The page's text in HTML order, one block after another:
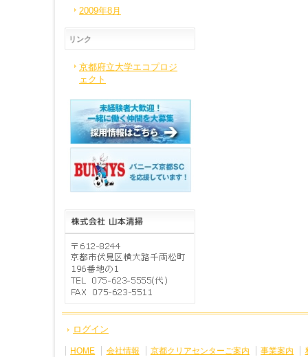
2009年8月
リンク
京都府立大学エコプロジ
ェクト
ログイン
HOME 会社情報 京都クリアセンターご案内 事業案内